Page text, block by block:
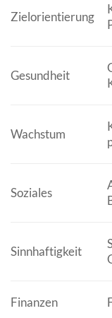
Zielorientierung
Gesundheit
Wachstum
Soziales
Sinnhaftigkeit
Finanzen